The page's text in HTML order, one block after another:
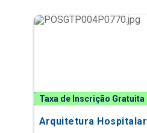
Taxa de Inscrição Gratuita
Arquitetura Hospitalar